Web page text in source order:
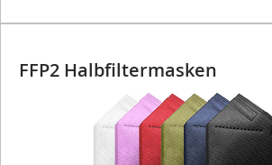
FFP2 Halbfiltermasken